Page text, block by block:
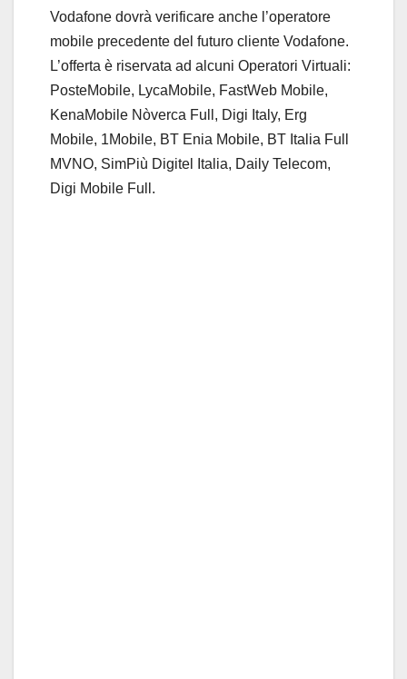
Vodafone dovrà verificare anche l’operatore
mobile precedente del futuro cliente Vodafone.
L’offerta è riservata ad alcuni Operatori Virtuali:
PosteMobile, LycaMobile, FastWeb Mobile,
KenaMobile Nòverca Full, Digi Italy, Erg
Mobile, 1Mobile, BT Enia Mobile, BT Italia Full
MVNO, SimPiù Digitel Italia, Daily Telecom,
Digi Mobile Full.